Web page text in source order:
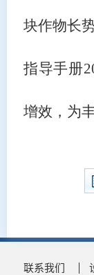
块作物长
指导手册
增效，为
联系我们